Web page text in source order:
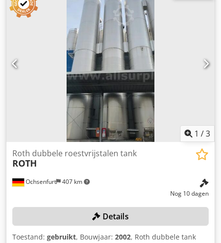
exportklaar.
1 /3
Ochsenfurt 407 km
Roth dubbele roestvrijstalen tank
ROTH
Nog 10 dagen
Details
Toestand: gebruikt, Bouwjaar: 2002, Roth dubbele tank